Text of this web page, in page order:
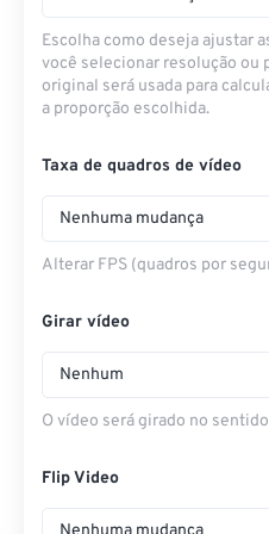
Escolha como deseja ajustar
você selecionar resolução ou
original será usada para
a proporção escolhida.
Taxa de quadros de vídeo
Nenhuma mudança
Alterar FPS (quadros por
Girar vídeo
Nenhum
O vídeo será girado no
Flip Video